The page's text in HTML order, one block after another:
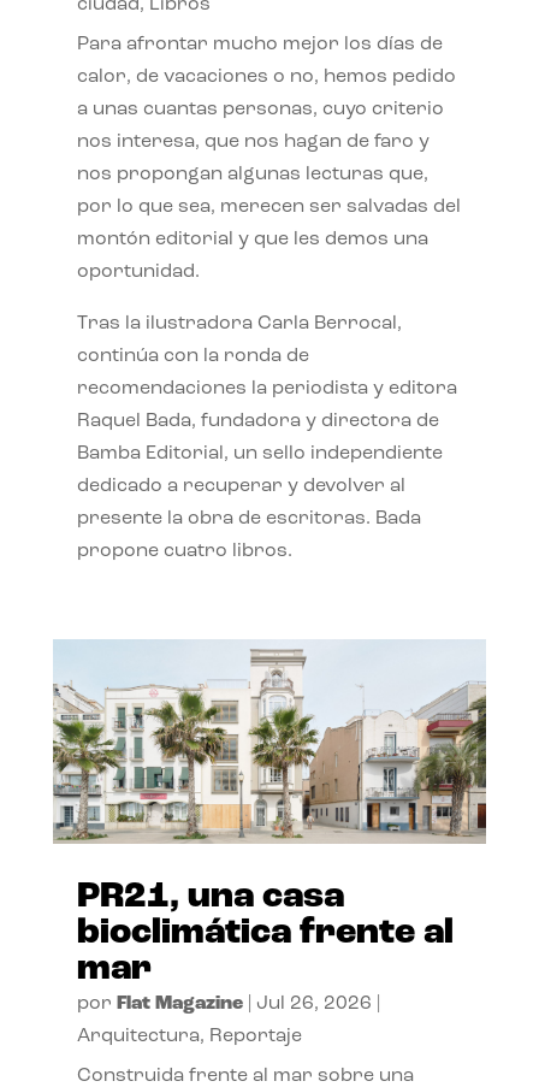
ciudad, Libros
Para afrontar mucho mejor los días de
calor, de vacaciones o no, hemos pedido
a unas cuantas personas, cuyo criterio
nos interesa, que nos hagan de faro y
nos propongan algunas lecturas que,
por lo que sea, merecen ser salvadas del
montón editorial y que les demos una
oportunidad.
Tras la ilustradora Carla Berrocal,
continúa con la ronda de
recomendaciones la periodista y editora
Raquel Bada, fundadora y directora de
Bamba Editorial, un sello independiente
dedicado a recuperar y devolver al
presente la obra de escritoras. Bada
propone cuatro libros.
PR21, una casa
bioclimática frente al
mar
por Flat Magazine| Jul 26, 2026
Arquitectura, Reportaje
Construida frente al mar sobre una